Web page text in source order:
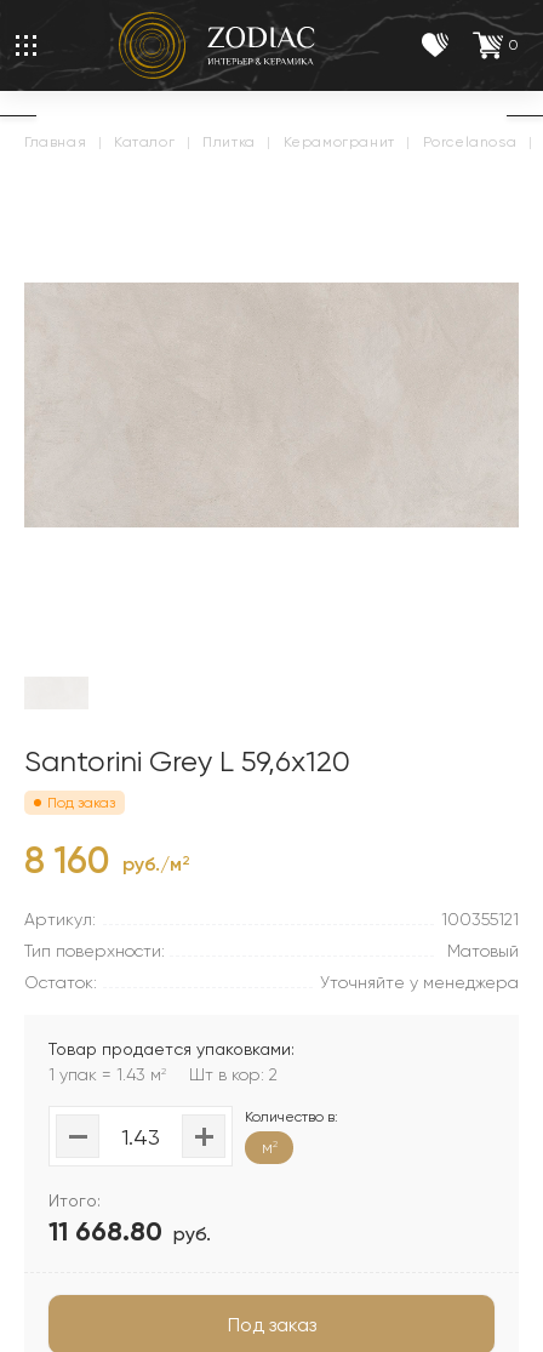
0
главная | каталог | плитка | керамогранит | porcelanosa |
Santorini Grey L 59,6x120
Под заказ
8 160 руб./м2
Артикул:
100355121
Тип поверхности:
Матовый
Остаток:
Уточняйте у менеджера
Товар продается упаковками:
1 упак = 1.43 м2 Шт в кор: 2
Количество в:
м2
Итого:
11 668.80 руб.
Под заказ